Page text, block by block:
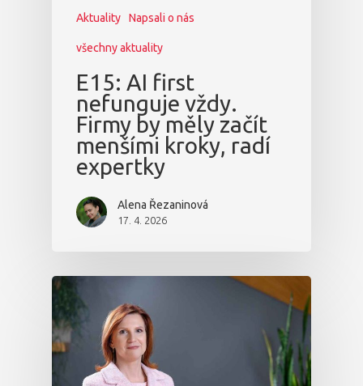
Aktuality Napsali o nás
všechny aktuality
E15: AI first
nefunguje vždy.
Firmy by měly začít
menšími kroky, radí
expertky
Alena Řezaninová
17. 4. 2026